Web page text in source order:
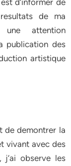
d’informer de
de ma
une attention
publication des
artistique
de demontrer la
vivant avec des
j’ai observe les